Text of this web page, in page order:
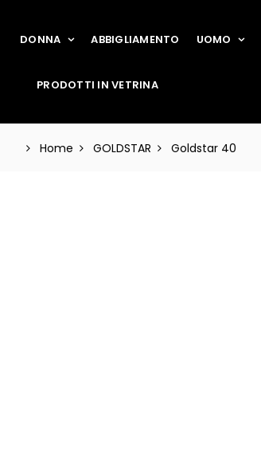
DONNA ABBIGLIAMENTO UOMO
PRODOTTI IN VETRINA
Home GOLDSTAR Goldstar 40